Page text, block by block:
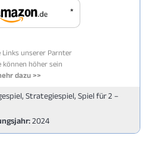
*
unserer Parnter
können höher sein
dazu >>
Strategiespiel, Spiel für 2 –
2024